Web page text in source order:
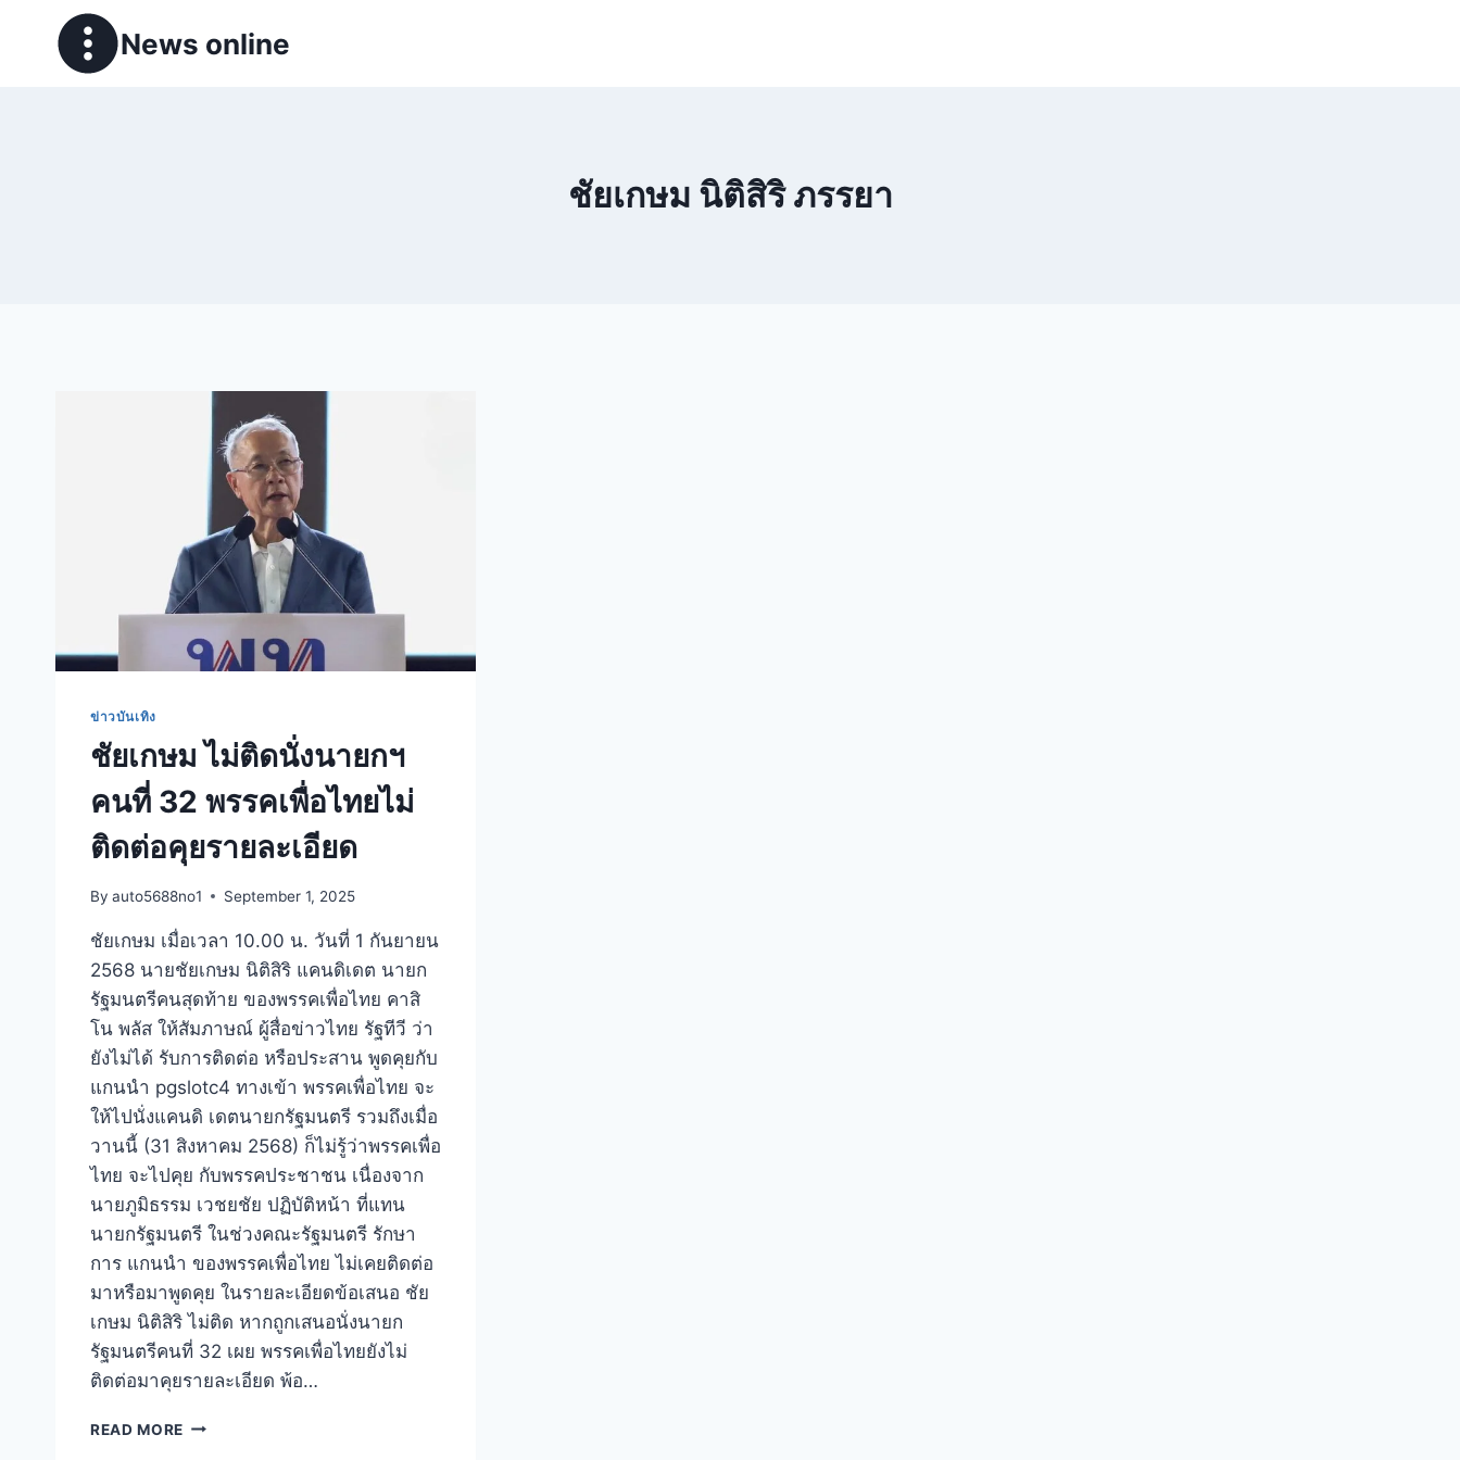
News online
ชัยเกษม นิติสิริ ภรรยา
ข่าวบันเทิง
ชัยเกษม ไม่ติดนั่งนายกฯ
คนที่ 32 พรรคเพื่อไทยไม่
ติดต่อคุยรายละเอียด
By auto5688no1 September 1, 2025
ชัยเกษม เมื่อเวลา 10.00 น. วันที่ 1 กันยายน
2568 นายชัยเกษม นิติสิริ แคนดิเดต นายก
รัฐมนตรีคนสุดท้าย ของพรรคเพื่อไทย คาสิ
โน พลัส ให้สัมภาษณ์ ผู้สื่อข่าวไทย รัฐทีวี ว่า
ยังไม่ได้ รับการติดต่อ หรือประสาน พูดคุยกับ
แกนนำ pgslotc4 ทางเข้า พรรคเพื่อไทย จะ
ให้ไปนั่งแคนดิ เดตนายกรัฐมนตรี รวมถึงเมื่อ
วานนี้ (31 สิงหาคม 2568) ก็ไม่รู้ว่าพรรคเพื่อ
ไทย จะไปคุย กับพรรคประชาชน เนื่องจาก
นายภูมิธรรม เวชยชัย ปฏิบัติหน้า ที่แทน
นายกรัฐมนตรี ในช่วงคณะรัฐมนตรี รักษา
การ แกนนำ ของพรรคเพื่อไทย ไม่เคยติดต่อ
มาหรือมาพูดคุย ในรายละเอียดข้อเสนอ ชัย
เกษม นิติสิริ ไม่ติด หากถูกเสนอนั่งนายก
รัฐมนตรีคนที่ 32 เผย พรรคเพื่อไทยยังไม่
ติดต่อมาคุยรายละเอียด พ้อ…
READ MORE